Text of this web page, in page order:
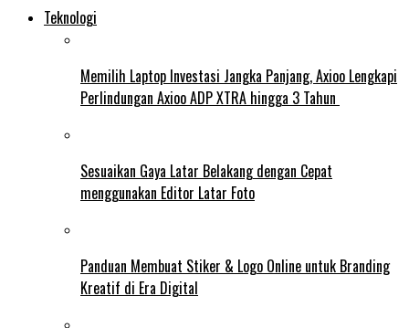
Teknologi
Memilih Laptop Investasi Jangka Panjang, Axioo Lengkapi
Perlindungan Axioo ADP XTRA hingga 3 Tahun
Sesuaikan Gaya Latar Belakang dengan Cepat
menggunakan Editor Latar Foto
Panduan Membuat Stiker & Logo Online untuk Branding
Kreatif di Era Digital